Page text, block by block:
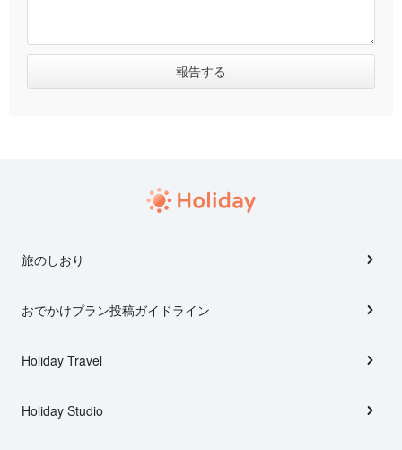
旅のしおり
おでかけプラン投稿ガイドライン
Holiday Travel
Holiday Studio